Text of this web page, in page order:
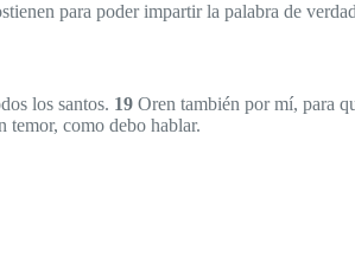
para poder impartir la palabra de
los santos. 19 Oren también por mí, para
temor, como debo hablar.